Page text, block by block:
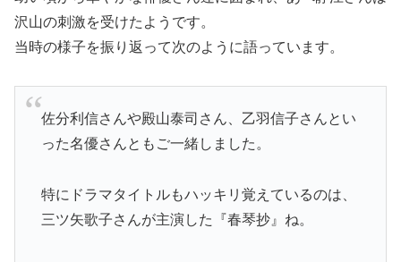
沢山の刺激を受けたようです。
当時の様子を振り返って次のように語っています。
佐分利信さんや殿山泰司さん、乙羽信子さんとい
った名優さんともご一緒しました。
特にドラマタイトルもハッキリ覚えているのは、
三ツ矢歌子さんが主演した『春琴抄』ね。